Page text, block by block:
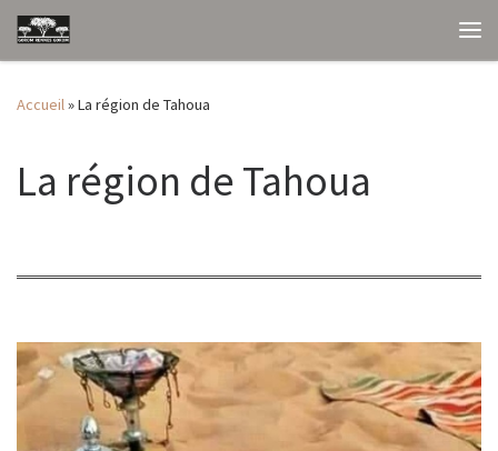
Passer au contenu
Accueil»La région de Tahoua
La région de Tahoua